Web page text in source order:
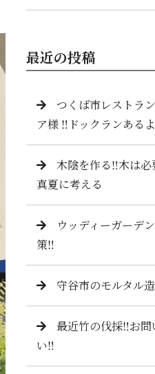
最近の投稿
つくば市レストラ
ア様 ‼️ドックランある
木陰を作る‼️木は必
真夏に考える
ウッディーガーデ
策‼️
守谷市のモルタル
最近竹の伐採‼️お問
い‼️